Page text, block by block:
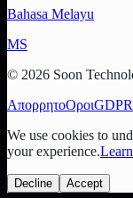
Bahasa Melayu
MS
© 2026 Soon
ΑπορρητοΟροιGDPR
We use cookies to
your experience.
Decline Accept